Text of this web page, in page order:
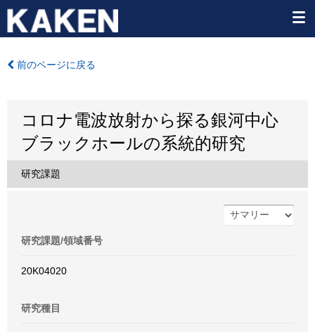
前のページに戻る
コロナ電波放射から探る銀河中心
ブラックホールの系統的研究
研究課題
研究課題/領域番号
20K04020
研究種目